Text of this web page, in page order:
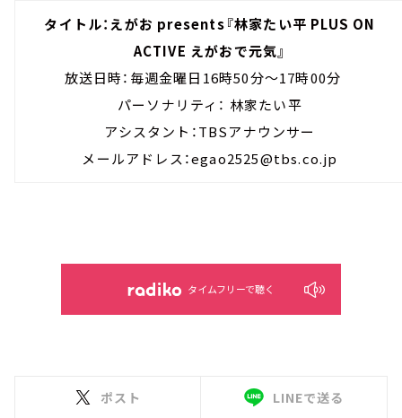
タイトル：えがお presents『林家たい平 PLUS ON
ACTIVE えがおで元気』
放送日時：毎週金曜日16時50分～17時00分
パーソナリティ： 林家たい平
アシスタント：TBSアナウンサー
メールアドレス：egao2525@tbs.co.jp
タイムフリーで聴く
ポスト LINEで送る